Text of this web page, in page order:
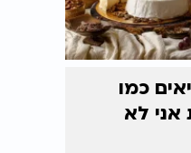
כמו
לא